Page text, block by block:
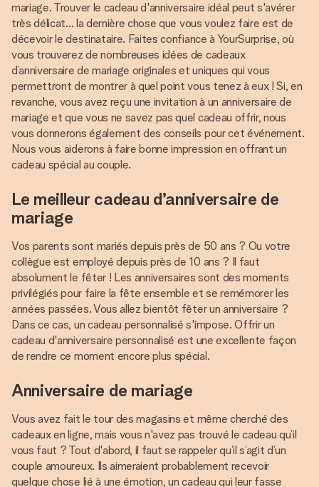
mariage. Trouver le cadeau d'anniversaire idéal peut s'avérer
très délicat... la dernière chose que vous voulez faire est de
décevoir le destinataire. Faites confiance à YourSurprise, où
vous trouverez de nombreuses idées de cadeaux
d’anniversaire de mariage originales et uniques qui vous
permettront de montrer à quel point vous tenez à eux ! Si, en
revanche, vous avez reçu une invitation à un anniversaire de
mariage et que vous ne savez pas quel cadeau offrir, nous
vous donnerons également des conseils pour cet événement.
Nous vous aiderons à faire bonne impression en offrant un
cadeau spécial au couple.
Le meilleur cadeau d’anniversaire de
mariage
Vos parents sont mariés depuis près de 50 ans ? Ou votre
collègue est employé depuis près de 10 ans ? Il faut
absolument le fêter ! Les anniversaires sont des moments
privilégiés pour faire la fête ensemble et se remémorer les
années passées. Vous allez bientôt fêter un anniversaire ?
Dans ce cas, un cadeau personnalisé s'impose. Offrir un
cadeau d'anniversaire personnalisé est une excellente façon
de rendre ce moment encore plus spécial.
Anniversaire de mariage
Vous avez fait le tour des magasins et même cherché des
cadeaux en ligne, mais vous n'avez pas trouvé le cadeau qu’il
vous faut ? Tout d'abord, il faut se rappeler qu’il s’agit d’un
couple amoureux. Ils aimeraient probablement recevoir
quelque chose lié à une émotion, un cadeau qui leur fasse